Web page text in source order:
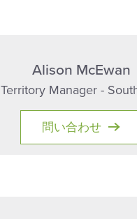
Alison McEwan
Territory Manager -
問い合わせ